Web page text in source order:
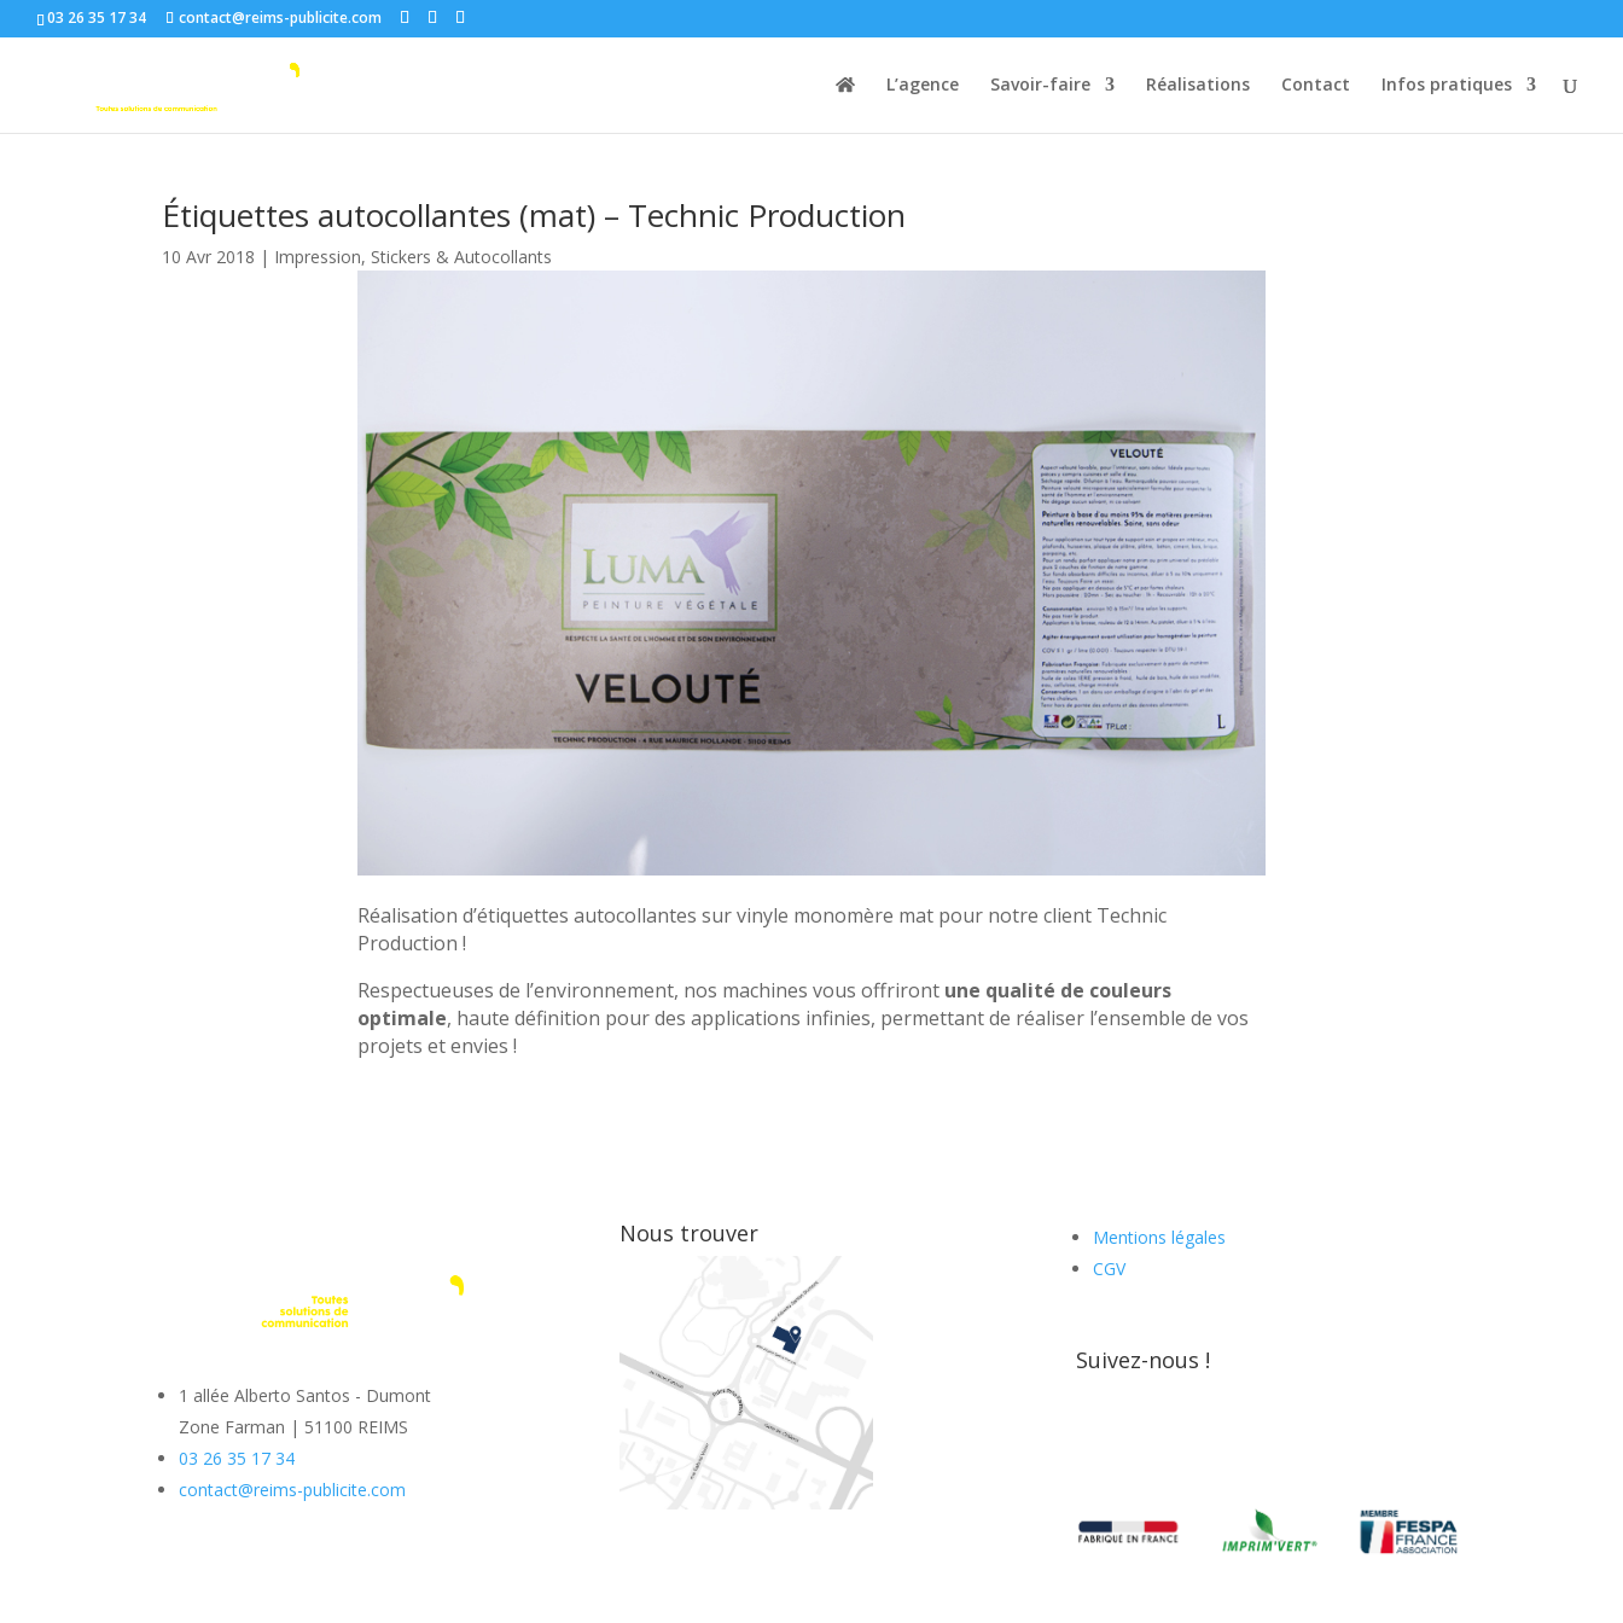
03 26 35 17 34 contact@reims-publicite.com
L’agence Savoir-faire Réalisations Contact Infos pratiques
Étiquettes autocollantes (mat) – Technic Production
10 Avr 2018 | Impression, Stickers & Autocollants
Réalisation d’étiquettes autocollantes sur vinyle monomère mat pour notre client Technic
Production !
Respectueuses de l’environnement, nos machines vous offriront une qualité de couleurs
optimale, haute définition pour des applications infinies, permettant de réaliser l’ensemble de vos
projets et envies !
1 allée Alberto Santos - Dumont
Zone Farman | 51100 REIMS
03 26 35 17 34
contact@reims-publicite.com
Nous trouver
Mentions légales
CGV
Suivez-nous !